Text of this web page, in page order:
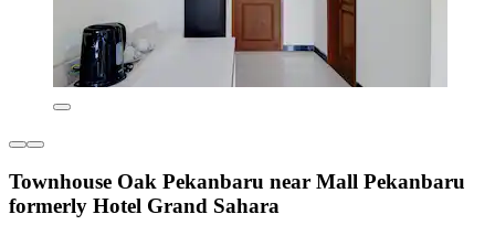
Townhouse Oak Pekanbaru near Mall Pekanbaru
formerly Hotel Grand Sahara